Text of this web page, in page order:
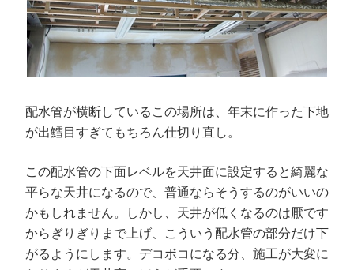
配水管が横断しているこの場所は、年末に作った下地
が出鱈目すぎてもちろん仕切り直し。
この配水管の下面レベルを天井面に設定すると綺麗な
平らな天井になるので、普通ならそうするのがいいの
かもしれません。しかし、天井が低くなるのは厭です
からぎりぎりまで上げ、こういう配水管の部分だけ下
がるようにします。デコボコになる分、施工が大変に